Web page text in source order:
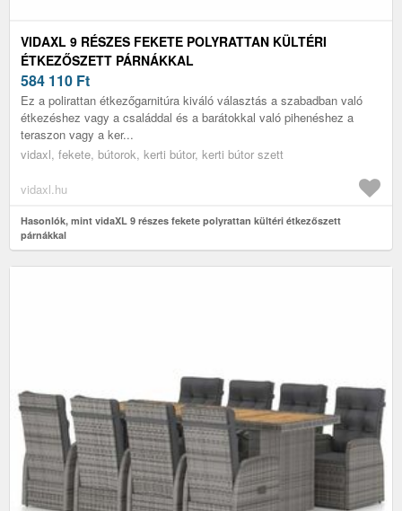
VIDAXL 9 RÉSZES FEKETE POLYRATTAN KÜLTÉRI
ÉTKEZŐSZETT PÁRNÁKKAL
584 110 Ft
Ez a polirattan étkezőgarnitúra kiváló választás a szabadban való
étkezéshez vagy a családdal és a barátokkal való pihenéshez a
teraszon vagy a ker...
vidaxl, fekete, bútorok, kerti bútor, kerti bútor szett
vidaxl.hu
Hasonlók, mint vidaXL 9 részes fekete polyrattan kültéri étkezőszett
párnákkal